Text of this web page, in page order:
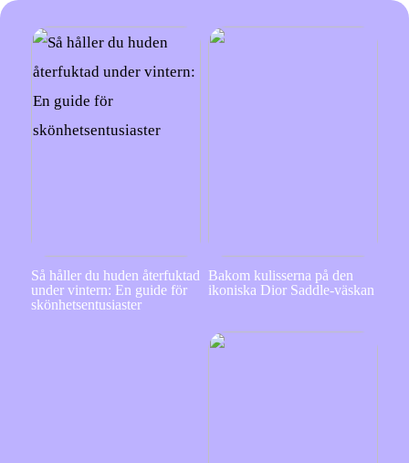
Så håller du huden återfuktad
under vintern: En guide för
skönhetsentusiaster
Bakom kulisserna på den
ikoniska Dior Saddle-väskan